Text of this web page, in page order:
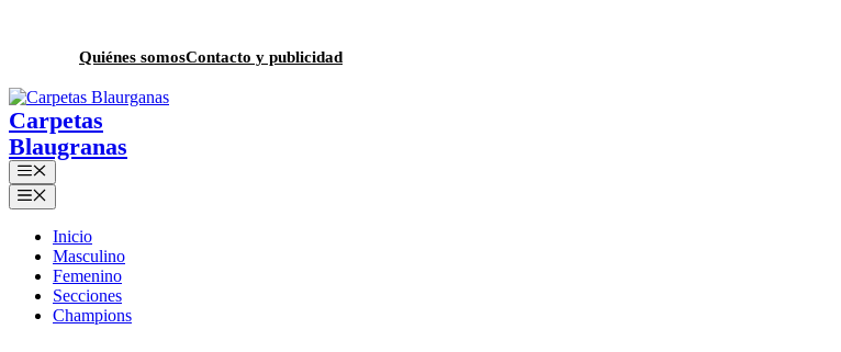
Quiénes somosContacto y publicidad
Menú
Menú
Inicio
Masculino
Femenino
Secciones
Champions